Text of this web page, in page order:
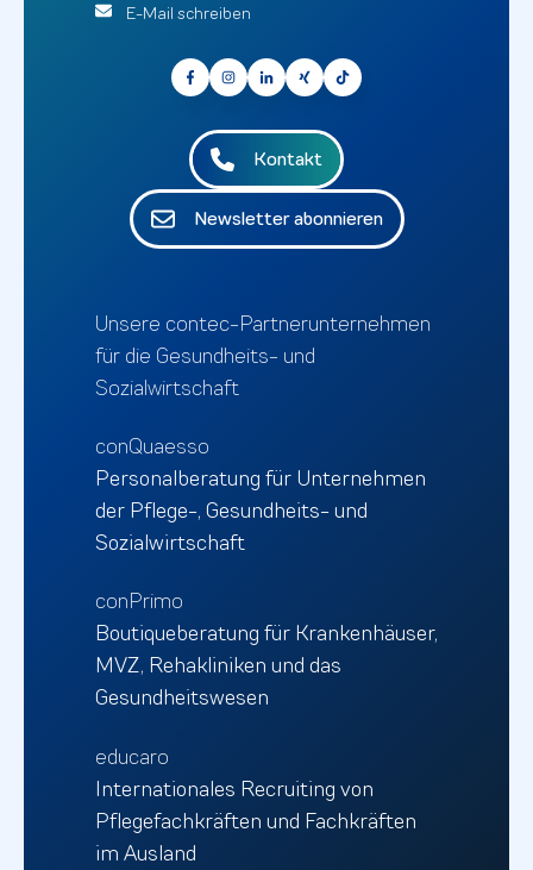
E-Mail schreiben
Kontakt
Newsletter abonnieren
Unsere contec-Partnerunternehmen
für die Gesundheits- und
Sozialwirtschaft
conQuaesso
Personalberatung für Unternehmen
der Pflege-, Gesundheits- und
Sozialwirtschaft
conPrimo
Boutiqueberatung für Krankenhäuser,
MVZ, Rehakliniken und das
Gesundheitswesen
educaro
Internationales Recruiting von
Pflegefachkräften und Fachkräften
im Ausland